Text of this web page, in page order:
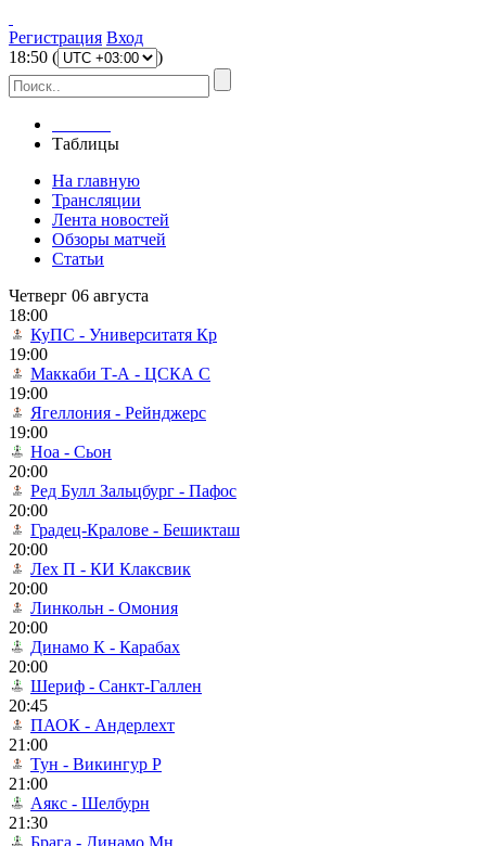
Регистрация Вход
18:50 ( )
Таблицы
На главную
Трансляции
Лента новостей
Обзоры матчей
Статьи
Четверг 06 августа
18:00
КуПС - Университатя Кр
19:00
Маккаби Т-А - ЦСКА С
19:00
Ягеллония - Рейнджерс
19:00
Ноа - Сьон
20:00
Ред Булл Зальцбург - Пафос
20:00
Градец-Кралове - Бешикташ
20:00
Лех П - КИ Клаксвик
20:00
Линкольн - Омония
20:00
Динамо К - Карабах
20:00
Шериф - Санкт-Галлен
20:45
ПАОК - Андерлехт
21:00
Тун - Викингур Р
21:00
Аякс - Шелбурн
21:30
Брага - Динамо Мн